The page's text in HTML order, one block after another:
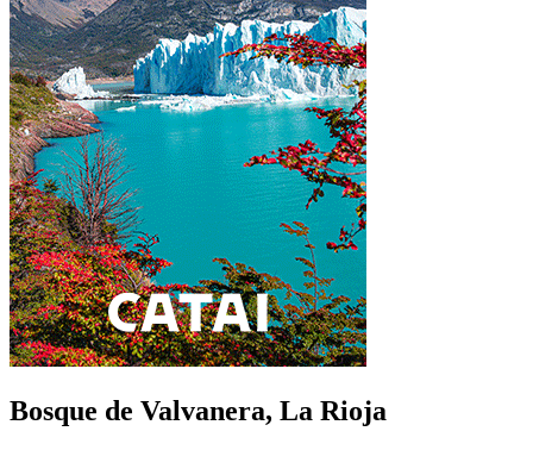
Bosque de Valvanera, La Rioja